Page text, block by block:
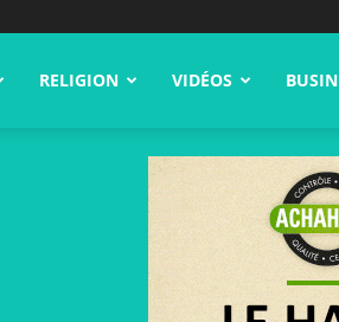
RELIGION VIDÉOS